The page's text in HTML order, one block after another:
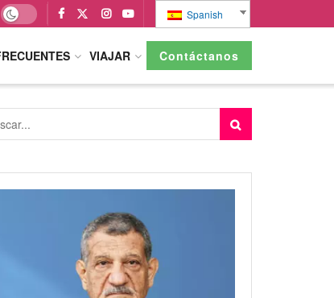
Spanish
VIAJAR Contáctanos